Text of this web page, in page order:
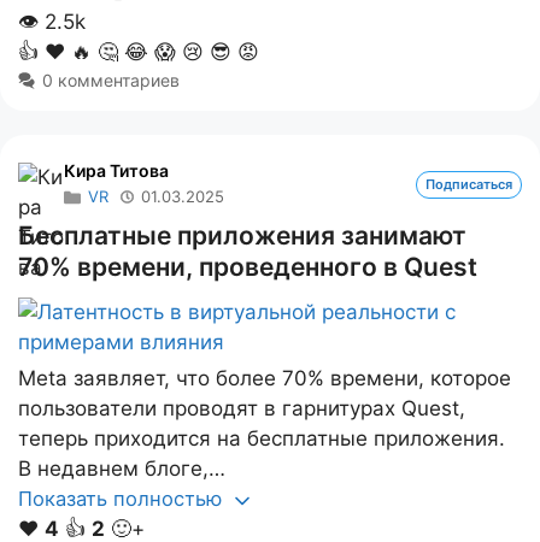
👁 2.5k
👍 ❤️ 🔥 🤔 😂 😱 😢 😎 😡
0 комментариев
Кира Титова
VR 01.03.2025
Подписаться
Бесплатные приложения занимают
70% времени, проведенного в Quest
Meta заявляет, что более 70% времени, которое
пользователи проводят в гарнитурах Quest,
теперь приходится на бесплатные приложения.
В недавнем блоге,…
Показать полностью
❤️ 4 👍 2 🙂+